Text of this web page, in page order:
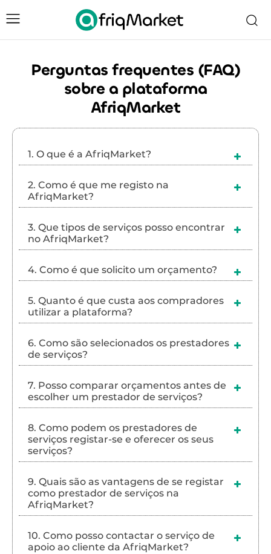
Perguntas frequentes (FAQ)
sobre a plataforma
AfriqMarket
1. O que é a AfriqMarket?
2. Como é que me registo na
AfriqMarket?
3. Que tipos de serviços posso encontrar
no AfriqMarket?
4. Como é que solicito um orçamento?
5. Quanto é que custa aos compradores
utilizar a plataforma?
6. Como são selecionados os prestadores
de serviços?
7. Posso comparar orçamentos antes de
escolher um prestador de serviços?
8. Como podem os prestadores de
serviços registar-se e oferecer os seus
serviços?
9. Quais são as vantagens de se registar
como prestador de serviços na
AfriqMarket?
10. Como posso contactar o serviço de
apoio ao cliente da AfriqMarket?